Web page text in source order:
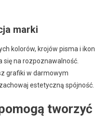
marki
kolorów, krojów pisma i ikon
się na rozpoznawalność.
grafiki w darmowym
estetyczną spójność.
tworzyć